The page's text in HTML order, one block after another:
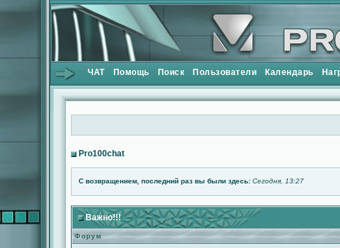
ЧАТ Помощь Поиск Пользователи Календарь
Pro100chat
С возвращением, последний раз вы были здесь: Сегодня, 13:27
Важно!!!
Форум